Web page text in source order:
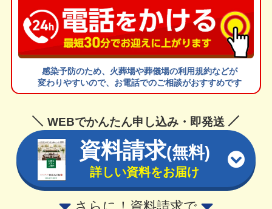
感染予防のため、火葬場や葬儀場の利用規約などが
変わりやすいので、お電話でのご相談がおすすめです
WEBでかんたん申し込み・即発送
資料請求(無料)
詳しい資料をお届け